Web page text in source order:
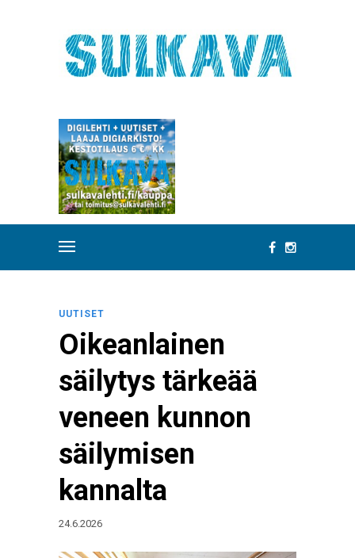
UUTISET
Oikeanlainen
säilytys tärkeää
veneen kunnon
säilymisen
kannalta
24.6.2026